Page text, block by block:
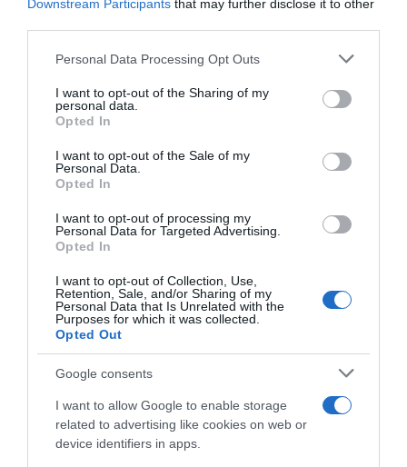
Downstream Participants that may further disclose it to other
Please note that this website/app uses one or more Google
not limited to your visit or usage behaviour. You may click to
grant or deny consent to Google and its third-party tags to
use your data for below specified purposes in below Google
consent section.
Personal Data Processing Opt Outs
I want to opt-out of the Sharing of my
personal data.
Opted In
I want to opt-out of the Sale of my
Personal Data.
Opted In
I want to opt-out of processing my
Personal Data for Targeted Advertising.
Opted In
I want to opt-out of Collection, Use,
Retention, Sale, and/or Sharing of my
Personal Data that Is Unrelated with the
Purposes for which it was collected.
Opted Out
Google consents
I want to allow Google to enable storage
related to advertising like cookies on web or
device identifiers in apps.
Ειδήσεις σήμερα
Ξεκινάει την Δευτέρα το Ευρωπαϊκό
Πρωτάθλημα Στίβου – Πότε αγωνίζονται
Τεντόγλου, Καραλής, Τζένγκο και οι
υπόλοιποι Έλληνες αθλητές
Μαύρη Θάλασσα: Η εμπορική ναυτιλία
στην πρώτη γραμμή ενός ακήρυχτου
πολέμου
5G παντού, 6G στον ορίζοντα: Πού
βρίσκεται η Ελλάδα στη μεγάλη
τεχνολογική μετάβαση
Ο “χάρτης” των πληρωμών από τον e-
ΕΦΚΑ και τη ΔΥΠΑ έως τις 14 Αυγούστου